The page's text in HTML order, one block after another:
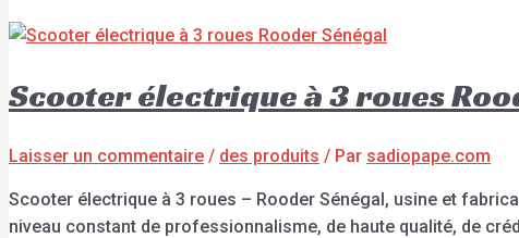
Scooter électrique à 3 roues
Laisser un commentaire / des produits / Par sadiopape.com
Scooter électrique à 3 roues – Rooder Sénégal, usine et
niveau constant de professionnalisme, de haute qualité, de